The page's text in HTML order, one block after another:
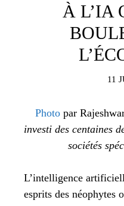
À L’IA
11
Photopar
investi des centaines
sociétés
L’intelligence
esprits des néophytes